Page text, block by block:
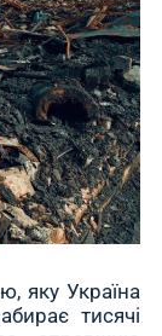
яку Україна
тисячі